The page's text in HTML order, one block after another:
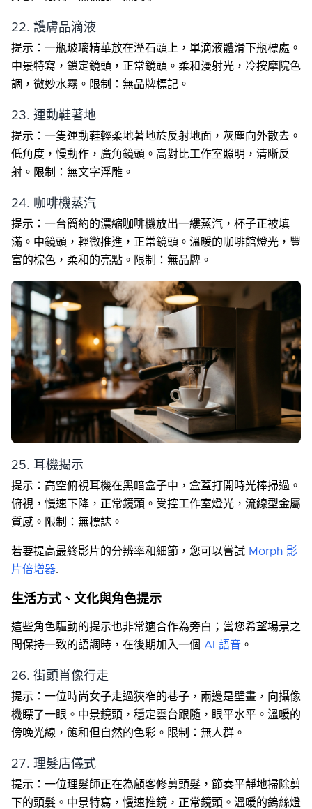
22. 護膚品滴液
提示：一瓶玻璃精華放在溼石頭上，單滴液體滑下瓶標處。
中景特寫，鎖定鏡頭，正常鏡頭。柔和漫射光，冷按摩院色
調，微妙水霧。限制：無品牌標記。
23. 運動鞋著地
提示：一隻運動鞋輕柔地著地於反射地面，灰塵向外散去。
低角度，慢動作，廣角鏡頭。高對比工作室照明，清晰反
射。限制：無文字浮雕。
24. 咖啡機蒸汽
提示：一台簡約的濃縮咖啡機放出一縷蒸汽，杯子正被填
滿。中鏡頭，輕微推進，正常鏡頭。溫暖的咖啡館燈光，豐
富的棕色，柔和的亮點。限制：無品牌。
25. 耳機揭示
提示：高空俯視耳機在黑暗盒子中，盒蓋打開時光棒掃過。
俯視，慢速下降，正常鏡頭。受控工作室燈光，流線型金屬
質感。限制：無標誌。
若要提高最終影片的分辨率和細節，您可以嘗試 Morph 影
片倍增器.
生活方式、文化與角色提示
這些角色驅動的提示也非常適合作為旁白；當您希望場景之
間保持一致的語調時，在後期加入一個 AI 語音 。
26. 街頭肖像行走
提示：一位時尚女子走過狹窄的巷子，兩邊是壁畫，向攝像
機瞟了一眼。中景鏡頭，穩定雲台跟隨，眼平水平。溫暖的
傍晚光線，飽和但自然的色彩。限制：無人群。
27. 理髮店儀式
提示：一位理髮師正在為顧客修剪頭髮，節奏平靜地掃除剪
下的頭髮。中景特寫，慢速推鏡，正常鏡頭。溫暖的鎢絲燈